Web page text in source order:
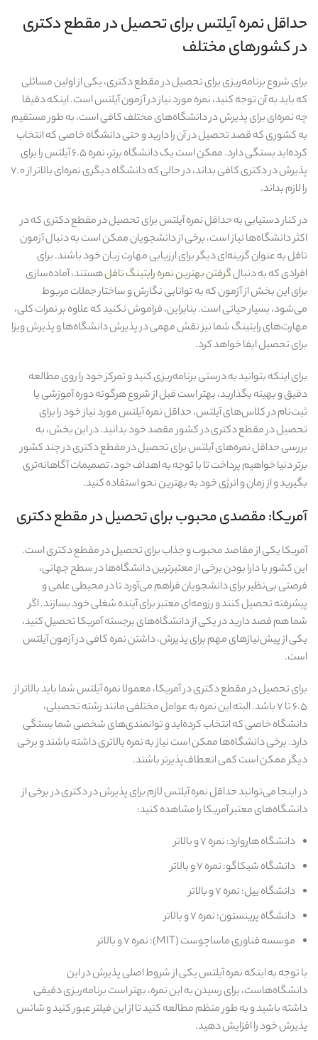
حداقل نمره آیلتس برای تحصیل در مقطع دکتری
در کشورهای مختلف
برای شروع برنامه‌ریزی برای تحصیل در مقطع دکتری، یکی از اولین مسائلی
که باید به آن توجه کنید، نمره مورد نیاز در آزمون آیلتس است. اینکه دقیقا
چه نمره‌ای برای پذیرش در دانشگاه‌های مختلف کافی است، به‌ طور مستقیم
به کشوری که قصد تحصیل در آن را دارید و حتی دانشگاه خاصی که انتخاب
کرده‌اید بستگی دارد. ممکن است یک دانشگاه برتر، نمره ۶.۵ آیلتس را برای
پذیرش در دکتری کافی بداند، در حالی که دانشگاه دیگری نمره‌ای بالاتر از ۷.۰
را لازم بداند.
در کنار دستیابی به حداقل نمره آیلتس برای تحصیل در مقطع دکتری که در
اکثر دانشگاه‌ها نیاز است، برخی از دانشجویان ممکن است به دنبال آزمون
تافل به‌ عنوان گزینه‌ای دیگر برای ارزیابی مهارت زبان خود باشند. برای
افرادی که به دنبالگرفتن بهترین نمره رایتینگ تافلهستند، آماده‌سازی
برای این بخش از آزمون که به توانایی نگارش و ساختار جملات مربوط
می‌شود، بسیار حیاتی است. بنابراین، فراموش نکنید که علاوه بر نمرات کلی،
مهارت‌های رایتینگ شما نیز نقش مهمی در پذیرش دانشگاه‌ها و پذیرش ویزا
برای تحصیل ایفا خواهد کرد.
برای اینکه بتوانید به‌ درستی برنامه‌ریزی کنید و تمرکز خود را روی مطالعه
دقیق و بهینه بگذارید، بهتر است قبل از شروع هرگونه دوره آموزشی یا
ثبت‌نام در کلاس‌های آیلتس، حداقل نمره آیلتس مورد نیاز خود را برای
تحصیل در مقطع دکتری در کشور مقصد خود بدانید. در این بخش، به
بررسی حداقل نمره‌های آیلتس برای تحصیل در مقطع دکتری در چند کشور
برتر دنیا خواهیم پرداخت تا با توجه به اهداف خود، تصمیمات آگاهانه‌تری
بگیرید و از زمان و انرژی خود به بهترین نحو استفاده کنید.
آمریکا: مقصدی محبوب برای تحصیل در مقطع دکتری
آمریکا یکی از مقاصد محبوب و جذاب برای تحصیل در مقطع دکتری است.
این کشور با دارا بودن برخی از معتبرترین دانشگاه‌ها در سطح جهانی،
فرصتی بی‌نظیر برای دانشجویان فراهم می‌آورد تا در محیطی علمی و
پیشرفته تحصیل کنند و رزومه‌ای معتبر برای آینده شغلی خود بسازند. اگر
شما هم قصد دارید در یکی از دانشگاه‌های برجسته آمریکا تحصیل کنید،
یکی از پیش‌نیازهای مهم برای پذیرش، داشتن نمره کافی در آزمون آیلتس
است.
برای تحصیل در مقطع دکتری در آمریکا، معمولا نمره آیلتس شما باید بالاتر از
۶.۵ تا ۷ باشد. البته این نمره به عوامل مختلفی مانند رشته تحصیلی،
دانشگاه خاصی که انتخاب کرده‌اید و توانمندی‌های شخصی شما بستگی
دارد. برخی دانشگاه‌ها ممکن است نیاز به نمره بالاتری داشته باشند و برخی
دیگر ممکن است کمی انعطاف‌پذیرتر باشند.
در اینجا می‌توانید حداقل نمره آیلتس لازم برای پذیرش در دکتری در برخی از
دانشگاه‌های معتبر آمریکا را مشاهده کنید:
دانشگاه هاروارد: نمره ۷ و بالاتر
دانشگاه شیکاگو: نمره ۷ و بالاتر
دانشگاه ییل: نمره ۷ و بالاتر
دانشگاه پرینستون: نمره ۷ و بالاتر
موسسه فناوری ماساچوست (MIT): نمره ۷ و بالاتر
با توجه به اینکه نمره آیلتس یکی از شروط اصلی پذیرش در این
دانشگاه‌هاست، برای رسیدن به این نمره، بهتر است برنامه‌ریزی دقیقی
داشته باشید و به‌ طور منظم مطالعه کنید تا از این فیلتر عبور کنید و شانس
پذیرش خود را افزایش دهید.